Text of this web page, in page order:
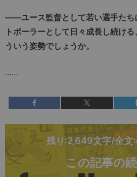
――ユース監督として若い選手たち
トボーラーとして日々成長し続け
ういう姿勢でしょうか。
……
残り:2,649文字/全文
この記事の